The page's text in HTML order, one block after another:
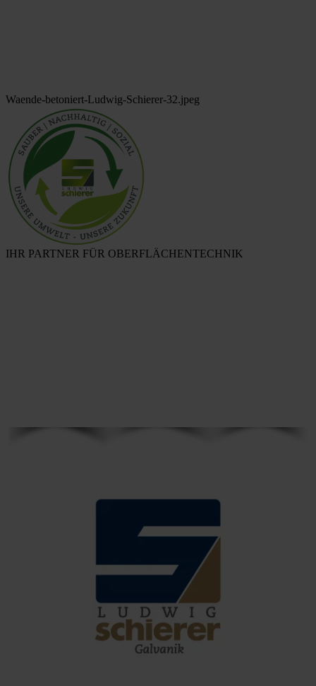
Waende-betoniert-Ludwig-Schierer-32.jpeg
IHR PARTNER FÜR OBERFLÄCHENTECHNIK